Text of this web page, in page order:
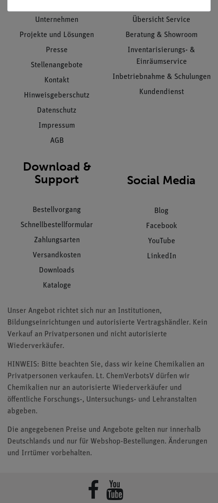
Unternehmen
Projekte und Lösungen
Presse
Stellenangebote
Kontakt
Hinweisgeberschutz
Datenschutz
Impressum
AGB
Übersicht Service
Beratung & Showroom
Inventarisierungs- &
Einräumservice
Inbetriebnahme & Schulungen
Kundendienst
Download &
Support
Bestellvorgang
Schnellbestellformular
Zahlungsarten
Versandkosten
Downloads
Kataloge
Social Media
Blog
Facebook
YouTube
LinkedIn
Unser Angebot richtet sich nur an Institutionen,
Bildungseinrichtungen und autorisierte Vertragshändler. Kein
Verkauf an Privatpersonen und nicht autorisierte
Wiederverkäufer.
HINWEIS: Bitte beachten Sie, dass wir keine Chemikalien an
Privatpersonen verkaufen. Lt. ChemVerbotsV dürfen wir
Chemikalien nur an autorisierte Wiederverkäufer und
öffentliche Forschungs-, Untersuchungs- und Lehranstalten
abgeben.
Die angegebenen Preise und Angebote gelten nur innerhalb
Deutschlands und nur für Webshop-Bestellungen. Änderungen
und Irrtümer vorbehalten.